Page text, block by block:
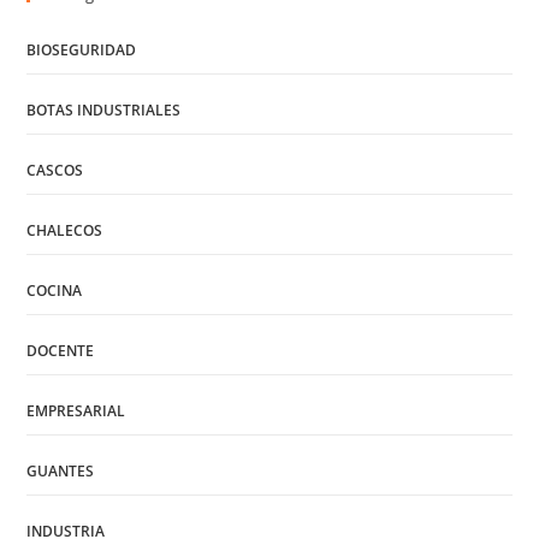
BIOSEGURIDAD
BOTAS INDUSTRIALES
CASCOS
CHALECOS
COCINA
DOCENTE
EMPRESARIAL
GUANTES
INDUSTRIA